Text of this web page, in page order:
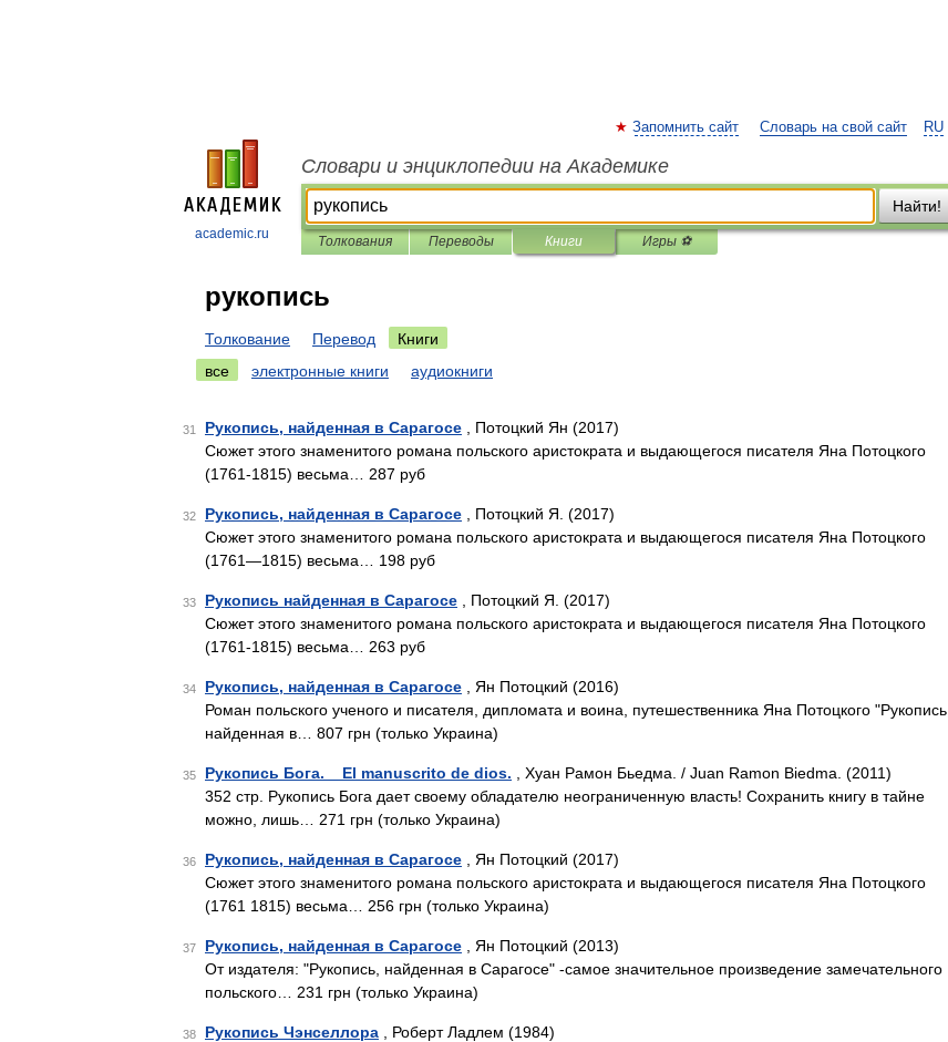
academic.ru
RU
Запомнить сайт Словарь на свой сайт
Словари и энциклопедии на Академике
Найти!
Толкования Переводы Книги Игры ⚽
рукопись
Толкование Перевод
Книги
все
электронные книги аудиокниги
31 Рукопись, найденная в Сарагосе , Потоцкий Ян (2017)
Сюжет этого знаменитого романа польского аристократа и выдающегося писателя Яна Потоцкого
(1761-1815) весьма… 287 руб
32 Рукопись, найденная в Сарагосе , Потоцкий Я. (2017)
Сюжет этого знаменитого романа польского аристократа и выдающегося писателя Яна Потоцкого
(1761—1815) весьма… 198 руб
33 Рукопись найденная в Сарагосе , Потоцкий Я. (2017)
Сюжет этого знаменитого романа польского аристократа и выдающегося писателя Яна Потоцкого
(1761-1815) весьма… 263 руб
34 Рукопись, найденная в Сарагосе , Ян Потоцкий (2016)
Роман польского ученого и писателя, дипломата и воина, путешественника Яна Потоцкого "Рукопись,
найденная в… 807 грн (только Украина)
35 Рукопись Бога. _ El manuscrito de dios. , Хуан Рамон Бьедма. / Juan Ramon Biedma. (2011)
352 стр. Рукопись Бога дает своему обладателю неограниченную власть! Сохранить книгу в тайне
можно, лишь… 271 грн (только Украина)
36 Рукопись, найденная в Сарагосе , Ян Потоцкий (2017)
Сюжет этого знаменитого романа польского аристократа и выдающегося писателя Яна Потоцкого
(1761 1815) весьма… 256 грн (только Украина)
37 Рукопись, найденная в Сарагосе , Ян Потоцкий (2013)
От издателя: "Рукопись, найденная в Сарагосе" -самое значительное произведение замечательного
польского… 231 грн (только Украина)
38 Рукопись Чэнселлора , Роберт Ладлем (1984)